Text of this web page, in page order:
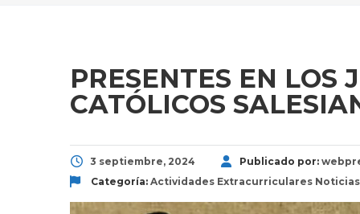
PRESENTES EN LOS
CATÓLICOS
3 septiembre, 2024 Publicado por:
Categoría: Actividades Extracurriculares Noticias